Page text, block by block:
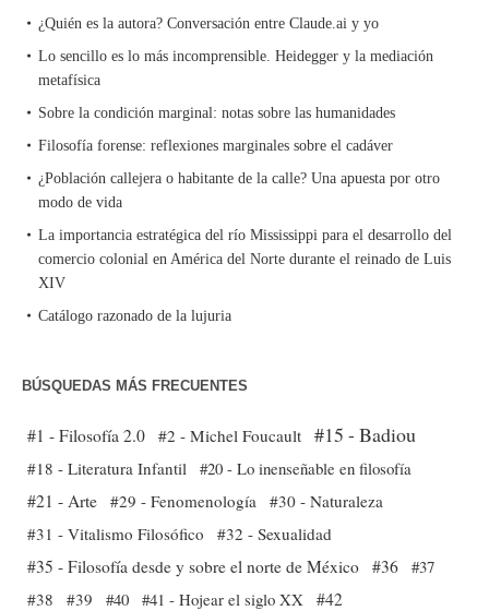
¿Quién es la autora? Conversación entre Claude.ai y yo
Lo sencillo es lo más incomprensible. Heidegger y la mediación
metafísica
Sobre la condición marginal: notas sobre las humanidades
Filosofía forense: reflexiones marginales sobre el cadáver
¿Población callejera o habitante de la calle? Una apuesta por otro
modo de vida
La importancia estratégica del río Mississippi para el desarrollo del
comercio colonial en América del Norte durante el reinado de Luis
XIV
Catálogo razonado de la lujuria
BÚSQUEDAS MÁS FRECUENTES
#1 - Filosofía 2.0 #2 - Michel Foucault #15 - Badiou
#18 - Literatura Infantil #20 - Lo inenseñable en filosofía
#21 - Arte #29 - Fenomenología
#30 - Naturaleza
#31 - Vitalismo Filosófico
#32 - Sexualidad
#35 - Filosofía desde y sobre el norte de México #36 #37
#38
#39 #40 #41 - Hojear el siglo XX #42